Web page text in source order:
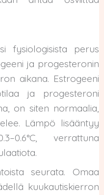
fysiologisista perus
ja progesteronin
aikana. Estrogeeni
ja progesteroni
on siten normaalia,
Lämpö lisääntyy
verrattuna
seurata. Omaa
kuukautiskierron